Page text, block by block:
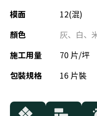
模面
12(混)
顏色
灰、 白、
施工用量
70 片/坪
包裝規格
16 片裝